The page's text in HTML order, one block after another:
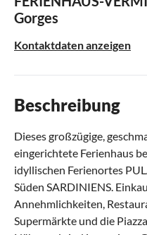
Gorges
Kontaktdaten anzeigen
Beschreibung
Dieses großzügige,
eingerichtete Ferienhaus
idyllischen Ferienortes
Süden SARDINIENS.
Annehmlichkeiten,
Supermärkte und die